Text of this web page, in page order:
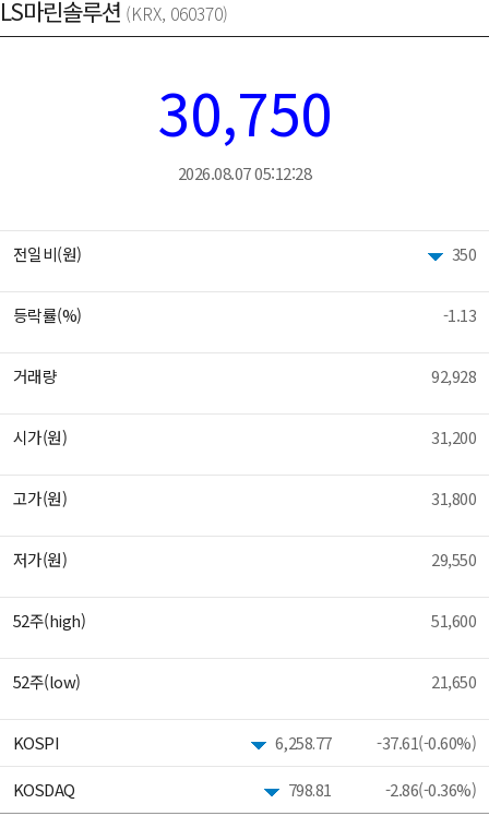
LS마린솔루션 (KRX, 060370)
30,750
2026.08.07 05:12:28
전일비(원) 350
등락률(%) -1.13
거래량 92,928
시가(원) 31,200
고가(원) 31,800
저가(원) 29,550
52주(high) 51,600
52주(low) 21,650
KOSPI 6,258.77 -37.61(-0.60%)
KOSDAQ 798.81 -2.86(-0.36%)